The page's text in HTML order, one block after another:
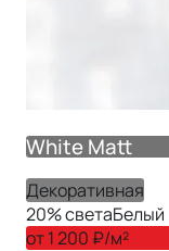
White Matt
Декоративная
20% светаБелый
от1 200 ₽/м²